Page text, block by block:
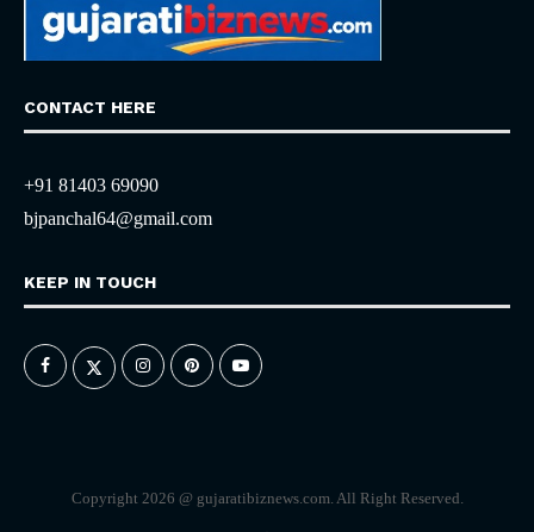
CONTACT HERE
+91 81403 69090
bjpanchal64@gmail.com
KEEP IN TOUCH
Copyright 2026 @ gujaratibiznews.com. All Right Reserved.